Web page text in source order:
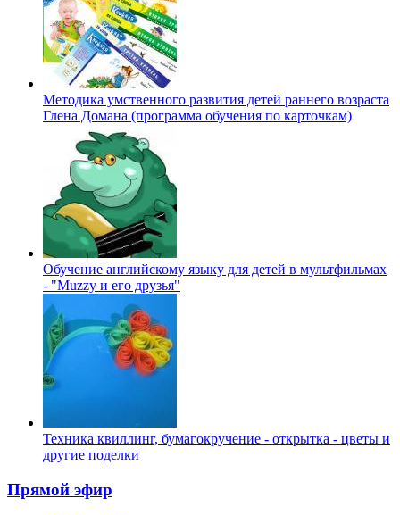
Методика умственного развития детей раннего возраста
Глена Домана (программа обучения по карточкам)
Обучение английскому языку для детей в мультфильмах
- "Muzzy и его друзья"
Техника квиллинг, бумагокручение - открытка - цветы и
другие поделки
Прямой эфир